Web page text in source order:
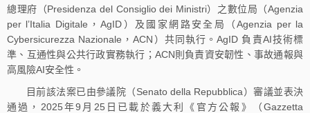
總理府（Presidenza del Consiglio dei Ministri）之數位局（Agenzia
per l’Italia Digitale，AgID）及國家網路安全局（Agenzia per la
Cybersicurezza Nazionale，ACN）共同執行。AgID 負責AI技術標
準、互通性與公共行政實務執行；ACN則負責資安韌性、事故通報與
高風險AI安全性。
目前該法案已由參議院（Senato della Repubblica）審議並表決
通過，2025年9月25日已載於義大利《官方公報》（Gazzetta